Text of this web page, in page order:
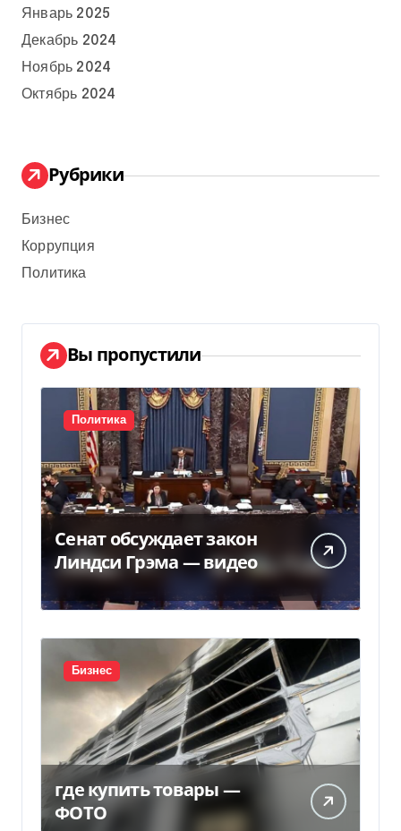
Январь 2025
Декабрь 2024
Ноябрь 2024
Октябрь 2024
Рубрики
Бизнес
Коррупция
Политика
Вы пропустили
Политика
Сенат обсуждает закон
Линдси Грэма — видео
Бизнес
где купить товары —
ФОТО